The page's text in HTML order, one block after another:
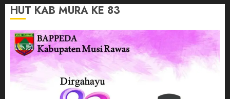
HUT KAB MURA KE 83